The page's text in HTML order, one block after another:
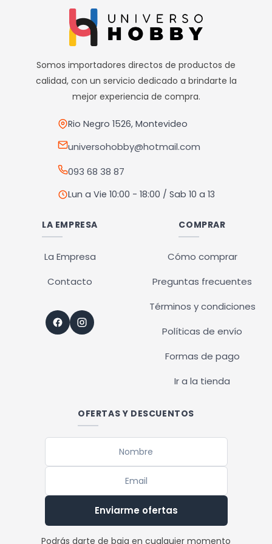
Somos importadores directos de productos de
calidad, con un servicio dedicado a brindarte la
mejor experiencia de compra.
Rio Negro 1526, Montevideo
universohobby@hotmail.com
093 68 38 87
Lun a Vie 10:00 - 18:00 / Sab 10 a 13
LA EMPRESA
La Empresa
Contacto
COMPRAR
Cómo comprar
Preguntas frecuentes
Términos y condiciones
Políticas de envío
Formas de pago
Ir a la tienda
OFERTAS Y DESCUENTOS
Enviarme ofertas
Podrás darte de baja en cualquier momento